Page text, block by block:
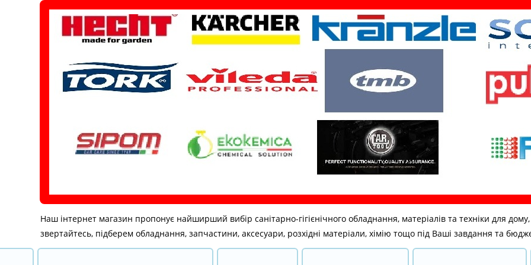
Наш інтернет магазин пропонує найширший вибір санітарно-гігієнічного обладнання, матеріалів та техніки для дому,
звертайтесь, підберем обладнання, запчастини, аксесуари, розхідні матеріали, хімію тощо під Ваші завдання та